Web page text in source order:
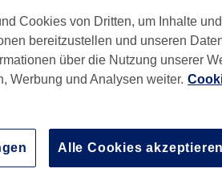
derzeit keine Buchungen
in Ihrer Nähe zu
Cookies von Dritten, um Inhalte
bereitzustellen und unseren
über die Nutzung unserer
Werbung und Analysen weiter.
Alle Cookies akzeptieren